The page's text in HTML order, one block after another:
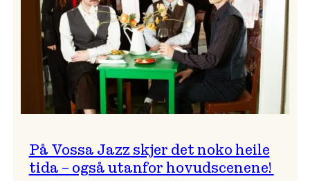
På Vossa Jazz skjer det noko heile
tida – også utanfor hovudscenene!